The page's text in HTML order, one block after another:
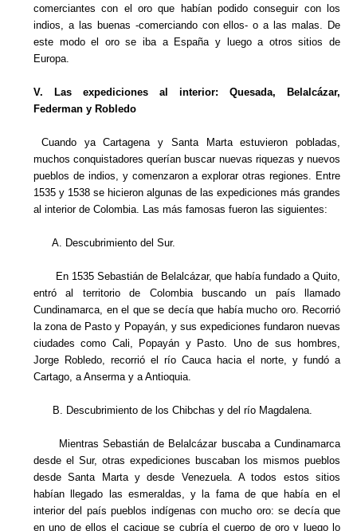
comerciantes con el oro que habían podido conseguir con los
indios, a las buenas -comerciando con ellos- o a las malas. De
este modo el oro se iba a España y luego a otros sitios de
Europa.
V. Las expediciones al interior: Quesada, Belalcázar,
Federman y Robledo
Cuando ya Cartagena y Santa Marta estuvieron pobladas,
muchos conquistadores querían buscar nuevas riquezas y nuevos
pueblos de indios, y comenzaron a explorar otras regiones. Entre
1535 y 1538 se hicieron algunas de las expediciones más grandes
al interior de Colombia. Las más famosas fueron las siguientes:
A. Descubrimiento del Sur.
En 1535 Sebastián de Belalcázar, que había fundado a Quito,
entró al territorio de Colombia buscando un país llamado
Cundinamarca, en el que se decía que había mucho oro. Recorrió
la zona de Pasto y Popayán, y sus expediciones fundaron nuevas
ciudades como Cali, Popayán y Pasto. Uno de sus hombres,
Jorge Robledo, recorrió el río Cauca hacia el norte, y fundó a
Cartago, a Anserma y a Antioquia.
B. Descubrimiento de los Chibchas y del río Magdalena.
Mientras Sebastián de Belalcázar buscaba a Cundinamarca
desde el Sur, otras expediciones buscaban los mismos pueblos
desde Santa Marta y desde Venezuela. A todos estos sitios
habían llegado las esmeraldas, y la fama de que había en el
interior del país pueblos indígenas con mucho oro: se decía que
en uno de ellos el cacique se cubría el cuerpo de oro y luego lo